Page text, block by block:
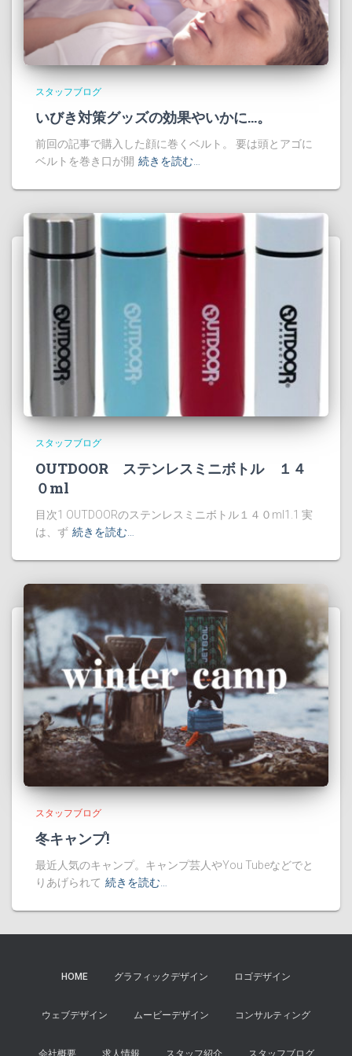
スタッフブログ
いびき対策グッズの効果やいかに…。
前回の記事で購入した顔に巻くベルト。 要は頭とアゴに
ベルトを巻き口が開 続きを読む…
スタッフブログ
OUTDOOR ステンレスミニボトル １４
０ml
目次1 OUTDOORのステンレスミニボトル１４０ml1.1 実
は、ず 続きを読む…
スタッフブログ
冬キャンプ!
最近人気のキャンプ。キャンプ芸人やYou Tubeなどでと
りあげられて 続きを読む…
HOME グラフィックデザイン ロゴデザイン
ウェブデザイン ムービーデザイン コンサルティング